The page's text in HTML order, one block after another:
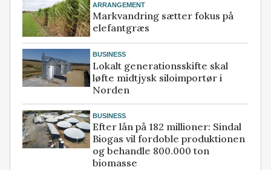
ARRANGEMENT
Markvandring sætter fokus på
elefantgræs
BUSINESS
Lokalt generationsskifte skal
løfte midtjysk siloimportør i
Norden
BUSINESS
Efter lån på 182 millioner: Sindal
Biogas vil fordoble produktionen
og behandle 800.000 ton
biomasse